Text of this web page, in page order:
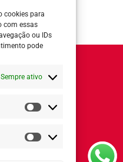
cookies para
com essas
ou IDs
pode
Sempre ativo
Estatísticas
Marketing